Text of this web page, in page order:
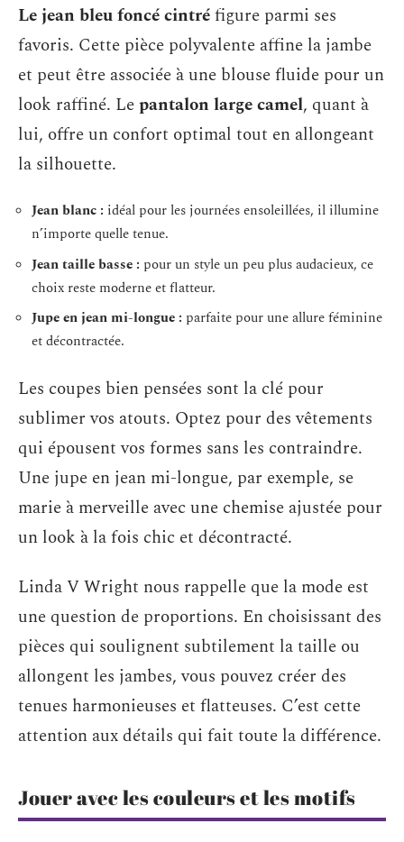
Le jean bleu foncé cintréfigure parmi ses
favoris. Cette pièce polyvalente affine la jambe
et peut être associée à une blouse fluide pour un
look raffiné. Lepantalon large camel, quant à
lui, offre un confort optimal tout en allongeant
la silhouette.
Jean blanc : idéal pour les journées ensoleillées, il illumine
n’importe quelle tenue.
Jean taille basse : pour un style un peu plus audacieux, ce
choix reste moderne et flatteur.
Jupe en jean mi-longue : parfaite pour une allure féminine
et décontractée.
Les coupes bien pensées sont la clé pour
sublimer vos atouts. Optez pour des vêtements
qui épousent vos formes sans les contraindre.
Une jupe en jean mi-longue, par exemple, se
marie à merveille avec une chemise ajustée pour
un look à la fois chic et décontracté.
Linda V Wright nous rappelle que la mode est
une question de proportions. En choisissant des
pièces qui soulignent subtilement la taille ou
allongent les jambes, vous pouvez créer des
tenues harmonieuses et flatteuses. C’est cette
attention aux détails qui fait toute la différence.
Jouer avec les couleurs et les motifs